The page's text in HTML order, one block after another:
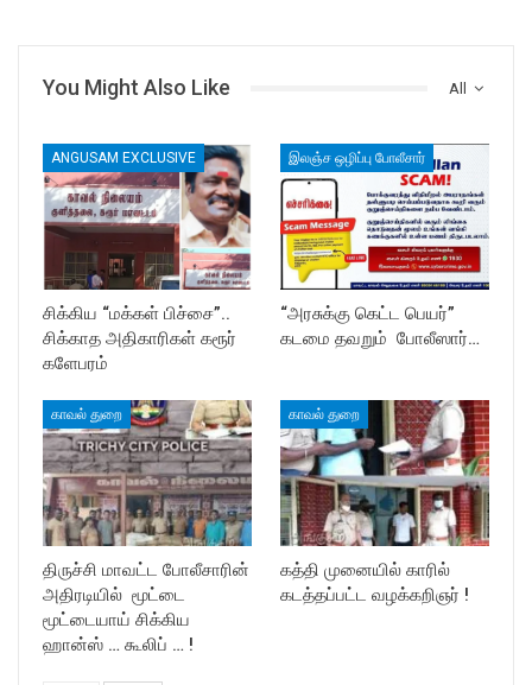
All
You Might Also Like
ANGUSAM EXCLUSIVE
சிக்கிய “மக்கள் பிச்சை”..
சிக்காத அதிகாரிகள் கரூர்
களேபரம்
இலஞ்ச ஒழிப்பு போலீசார்
“அரசுக்கு கெட்ட பெயர்”
கடமை தவறும் போலீஸார்…
காவல் துறை
திருச்சி மாவட்ட போலீசாரின்
அதிரடியில் மூட்டை
மூட்டையாய் சிக்கிய
ஹான்ஸ் … கூலிப் … !
காவல் துறை
கத்தி முனையில் காரில்
கடத்தப்பட்ட வழக்கறிஞர் !